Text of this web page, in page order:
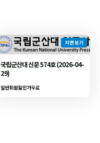
지면 보기
국립군산대 신문 574호 (2026-04-
29)
일반회원할인가무료